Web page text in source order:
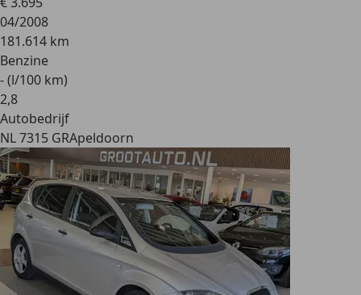
04/2008
181.614 km
Benzine
- (l/100 km)
2,8
Autobedrijf
NL 7315 GRApeldoorn